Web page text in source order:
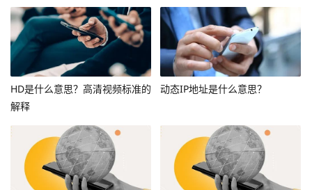
HD是什么意思？高清视频标准的
解释
动态IP地址是什么意思？